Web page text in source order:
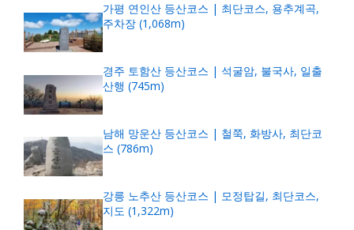
가평 연인산 등산코스 | 최단코스, 용추계곡,
주차장 (1,068m)
경주 토함산 등산코스 | 석굴암, 불국사, 일출
산행 (745m)
남해 망운산 등산코스 | 철쭉, 화방사, 최단코
스 (786m)
강릉 노추산 등산코스 | 모정탑길, 최단코스,
지도 (1,322m)